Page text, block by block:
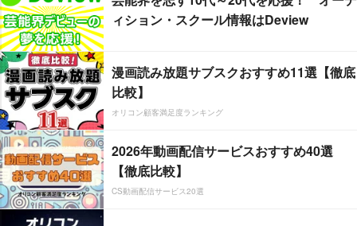
ィション・スクール情報はDeview
漫画読み放題サブスクおすすめ11選【徹底
比較】
オリコン顧客満足度ランキング
2026年動画配信サービスおすすめ40選
【徹底比較】
CS動画配信サービス20選